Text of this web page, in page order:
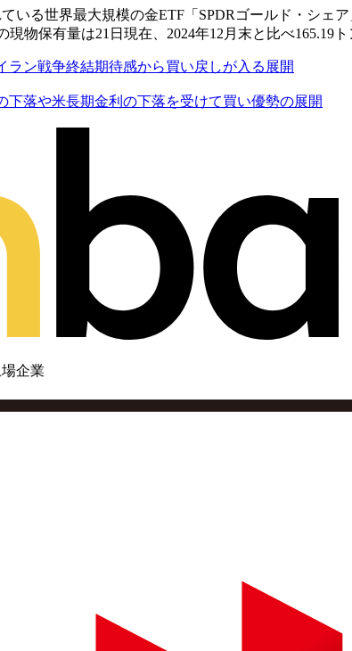
いる世界最大規模の金ETF「SPDRゴールド・シェ
物保有量は21日現在、2024年12月末と比べ165.19ト
ラン戦争終結期待感から買い戻しが入る展開
下落や米長期金利の下落を受けて買い優勢の展開
企業